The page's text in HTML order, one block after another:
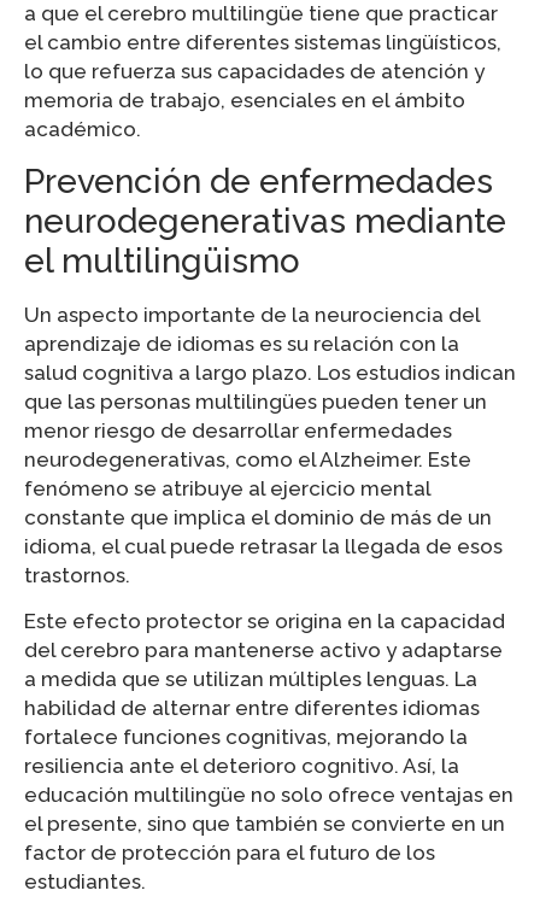
a que el cerebro multilingüe tiene que practicar
el cambio entre diferentes sistemas lingüísticos,
lo que refuerza sus capacidades de atención y
memoria de trabajo, esenciales en el ámbito
académico.
Prevención de enfermedades
neurodegenerativas mediante
el multilingüismo
Un aspecto importante de la neurociencia del
aprendizaje de idiomas es su relación con la
salud cognitiva a largo plazo. Los estudios indican
que las personas multilingües pueden tener un
menor riesgo de desarrollar enfermedades
neurodegenerativas, como el Alzheimer. Este
fenómeno se atribuye al ejercicio mental
constante que implica el dominio de más de un
idioma, el cual puede retrasar la llegada de esos
trastornos.
Este efecto protector se origina en la capacidad
del cerebro para mantenerse activo y adaptarse
a medida que se utilizan múltiples lenguas. La
habilidad de alternar entre diferentes idiomas
fortalece funciones cognitivas, mejorando la
resiliencia ante el deterioro cognitivo. Así, la
educación multilingüe no solo ofrece ventajas en
el presente, sino que también se convierte en un
factor de protección para el futuro de los
estudiantes.